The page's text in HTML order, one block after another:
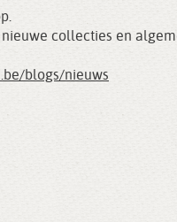
collecties en
blogs/nieuws